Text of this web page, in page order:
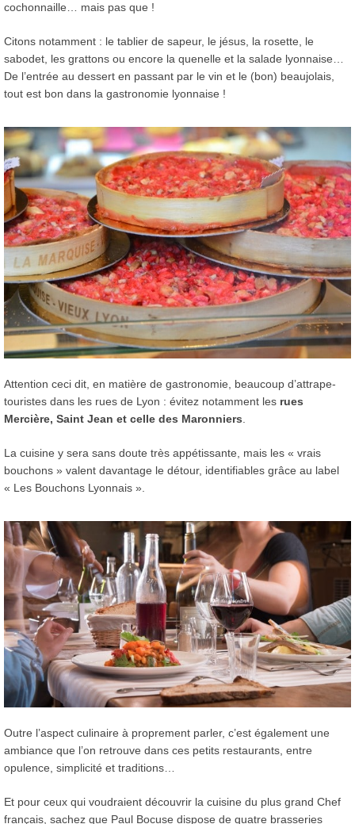
cochonnaille… mais pas que !
Citons notamment : le tablier de sapeur, le jésus, la rosette, le
sabodet, les grattons ou encore la quenelle et la salade lyonnaise…
De l’entrée au dessert en passant par le vin et le (bon) beaujolais,
tout est bon dans la gastronomie lyonnaise !
Attention ceci dit, en matière de gastronomie, beaucoup d’attrape-
touristes dans les rues de Lyon : évitez notamment les rues
Mercière, Saint Jean et celle des Maronniers.
La cuisine y sera sans doute très appétissante, mais les « vrais
bouchons » valent davantage le détour, identifiables grâce au label
« Les Bouchons Lyonnais ».
Outre l’aspect culinaire à proprement parler, c’est également une
ambiance que l’on retrouve dans ces petits restaurants, entre
opulence, simplicité et traditions…
Et pour ceux qui voudraient découvrir la cuisine du plus grand Chef
français, sachez que Paul Bocuse dispose de quatre brasseries